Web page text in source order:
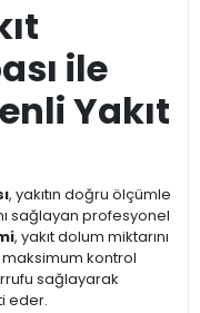
ile
Yakıt
, yakıtın doğru ölçümle
sağlayan profesyonel
, yakıt dolum miktarını
maksimum kontrol
sağlayarak
eder.